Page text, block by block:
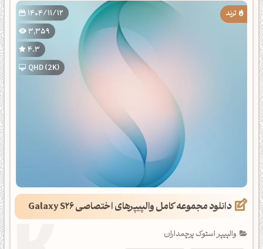
1404/11/12
3,359
4.3
QHD (2K)
دانلود مجموعه کامل والپیپرهای اختصاصی Galaxy S26
والپیپر استوک پرچمداران